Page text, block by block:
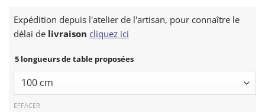
Expédition depuis l'atelier de l'artisan, pour connaître le
délai de livraison cliquez ici
5 longueurs de table proposées
EFFACER